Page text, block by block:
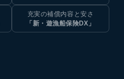
充実の補償内容と安さ
「新・遊漁船保険DX」